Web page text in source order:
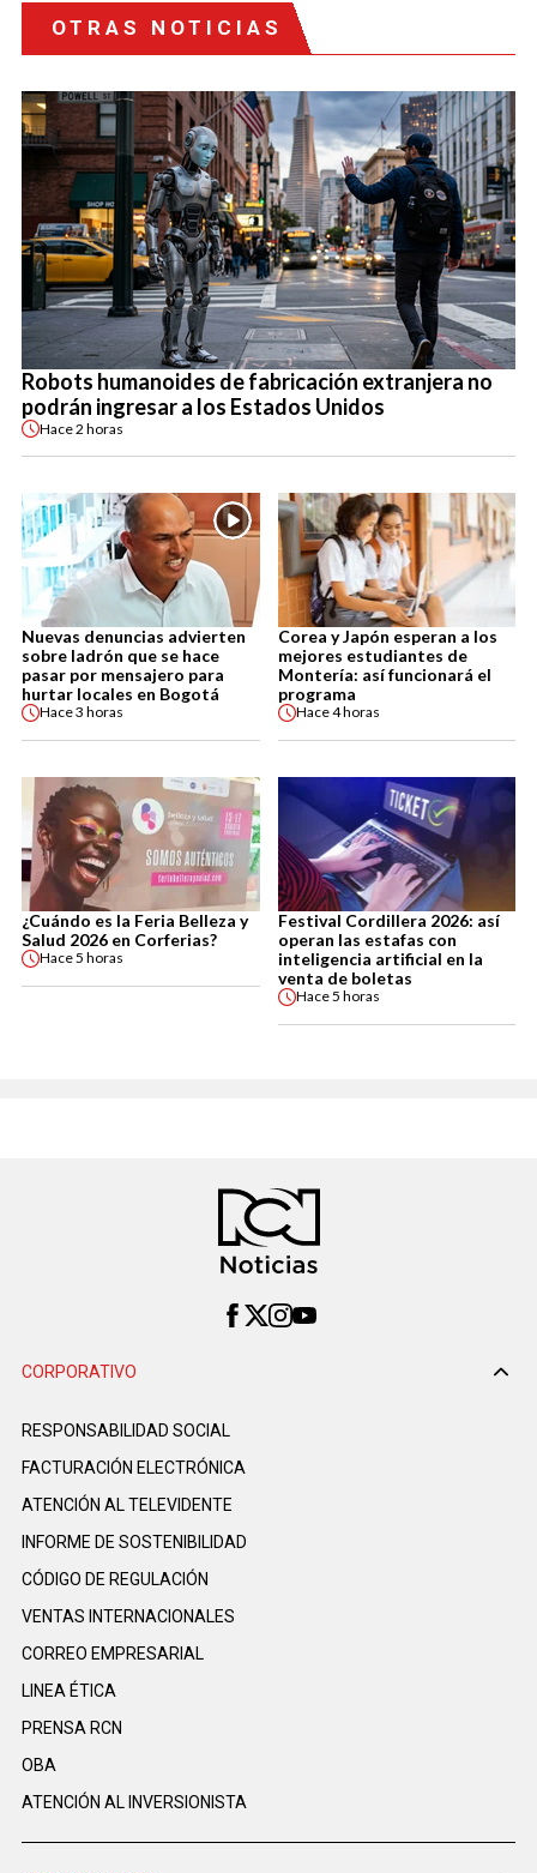
OTRAS NOTICIAS
Robots humanoides de fabricación extranjera no
podrán ingresar a los Estados Unidos
Hace2 horas
Nuevas denuncias advierten
sobre ladrón que se hace
pasar por mensajero para
hurtar locales en Bogotá
Hace3 horas
Corea y Japón esperan a los
mejores estudiantes de
Montería: así funcionará el
programa
Hace4 horas
¿Cuándo es la Feria Belleza y
Salud 2026 en Corferias?
Hace5 horas
Festival Cordillera 2026: así
operan las estafas con
inteligencia artificial en la
venta de boletas
Hace5 horas
CORPORATIVO
RESPONSABILIDAD SOCIAL
FACTURACIÓN ELECTRÓNICA
ATENCIÓN AL TELEVIDENTE
INFORME DE SOSTENIBILIDAD
CÓDIGO DE REGULACIÓN
VENTAS INTERNACIONALES
CORREO EMPRESARIAL
LINEA ÉTICA
PRENSA RCN
OBA
ATENCIÓN AL INVERSIONISTA